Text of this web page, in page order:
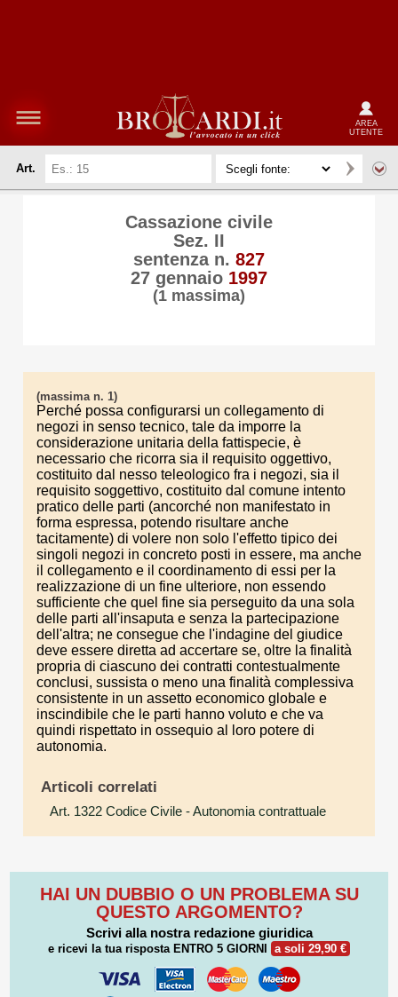
AREA
UTENTE
Art.
Cassazione civile
Sez. II
sentenza n. 827
27 gennaio 1997
(1 massima)
(massima n. 1)
Perché possa configurarsi un collegamento di
negozi in senso tecnico, tale da imporre la
considerazione unitaria della fattispecie, è
necessario che ricorra sia il requisito oggettivo,
costituito dal nesso teleologico fra i negozi, sia il
requisito soggettivo, costituito dal comune intento
pratico delle parti (ancorché non manifestato in
forma espressa, potendo risultare anche
tacitamente) di volere non solo l'effetto tipico dei
singoli negozi in concreto posti in essere, ma anche
il collegamento e il coordinamento di essi per la
realizzazione di un fine ulteriore, non essendo
sufficiente che quel fine sia perseguito da una sola
delle parti all'insaputa e senza la partecipazione
dell'altra; ne consegue che l'indagine del giudice
deve essere diretta ad accertare se, oltre la finalità
propria di ciascuno dei contratti contestualmente
conclusi, sussista o meno una finalità complessiva
consistente in un assetto economico globale e
inscindibile che le parti hanno voluto e che va
quindi rispettato in ossequio al loro potere di
autonomia.
Articoli correlati
Art. 1322 Codice Civile - Autonomia contrattuale
HAI UN DUBBIO O UN PROBLEMA SU
QUESTO ARGOMENTO?
Scrivi alla nostra redazione giuridica
e ricevi la tua risposta ENTRO 5 GIORNI a soli 29,90 €